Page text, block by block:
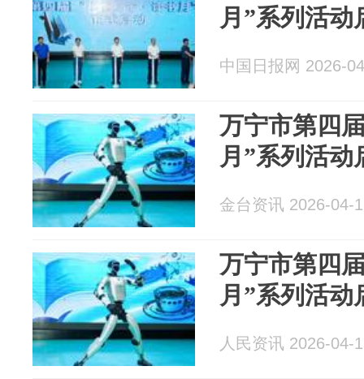
月”系列活动
中国日报网 2026-
万宁市第四
月”系列活动
金台资讯 2026-04-
万宁市第四
月”系列活动
人民资讯 2026-04-